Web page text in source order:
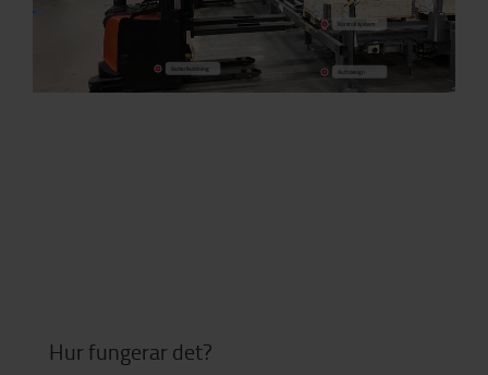
Batteriladdning Ruttdesign
Kontrollsystem
Hur fungerar det?